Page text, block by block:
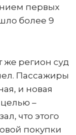
первых
более 9
же регион суд
Пассажиры
и новая
–
что этого
покупки